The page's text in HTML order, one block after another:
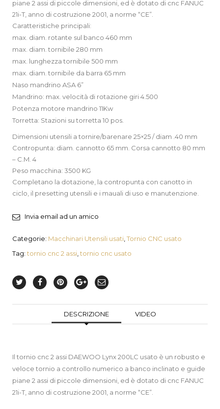
piane 2 assi di piccole dimensioni, ed è dotato di cnc FANUC
21i-T, anno di costruzione 2001, a norme “CE”.
Caratteristiche principali:
max. diam. rotante sul banco 460 mm
max. diam. tornibile 280 mm
max. lunghezza tornibile 500 mm
max. diam. tornibile da barra 65 mm
Naso mandrino ASA 6”
Mandrino: max. velocità di rotazione giri 4.500
Potenza motore mandrino 11Kw
Torretta: Stazioni su torretta 10 pos.
Dimensioni utensili a tornire/barenare 25×25 / diam .40 mm
Contropunta: diam. cannotto 65 mm. Corsa cannotto 80 mm
– C.M. 4
Peso macchina: 3500 KG
Completano la dotazione, la contropunta con canotto in
ciclo, il presetting utensili e i mauali di uso e manutenzione.
Invia email ad un amico
Categorie: Macchinari Utensili usati Tornio CNC usato
Tag:tornio cnc 2 assi ,tornio cnc usato
DESCRIZIONE VIDEO
Il tornio cnc 2 assi DAEWOO Lynx 200LC usato è un robusto e
veloce tornio a controllo numerico a banco inclinato e guide
piane 2 assi di piccole dimensioni, ed è dotato di cnc FANUC
21i-T, anno di costruzione 2001, a norme “CE”.